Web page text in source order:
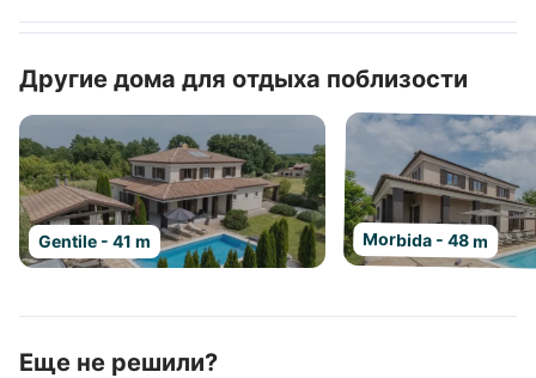
Другие дома для отдыха поблизости
Gentile - 41 m Morbida - 48 m
Еще не решили?